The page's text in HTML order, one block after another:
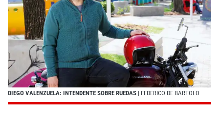
DIEGO VALENZUELA: INTENDENTE SOBRE RUEDAS | FEDERICO DE BARTOLO